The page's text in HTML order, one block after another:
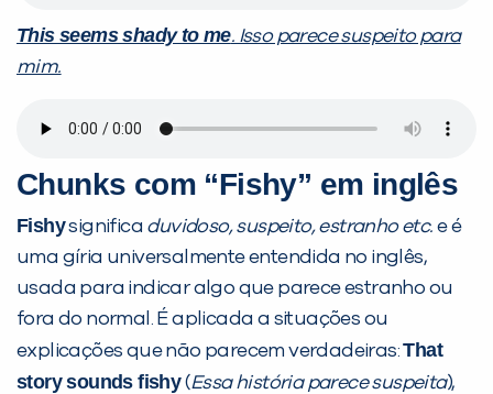
This seems shady to me. Isso parece suspeito para
mim.
Chunks com “Fishy” em inglês
Fishysignifica duvidoso, suspeito, estranho etc. e é
uma gíria universalmente entendida no inglês,
usada para indicar algo que parece estranho ou
fora do normal. É aplicada a situações ou
explicações que não parecem verdadeiras:That
story sounds fishy(Essa história parece suspeita),